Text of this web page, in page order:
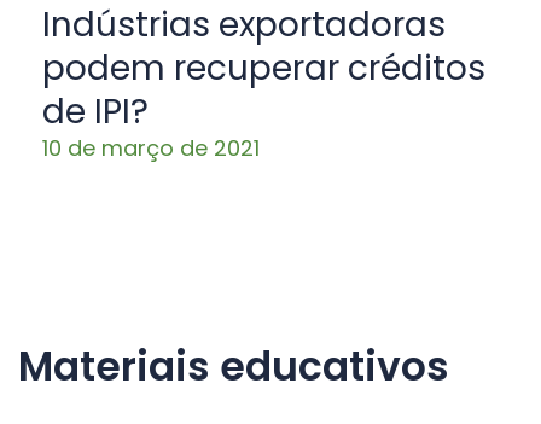
Indústrias exportadoras
podem recuperar créditos
de IPI?
10 de março de 2021
Materiais educativos